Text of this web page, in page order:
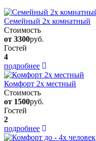
Семейный 2х комнатный
Стоимость
от 3300руб.
Гостей
4
подробнее
Комфорт 2х местный
Стоимость
от 1500руб.
Гостей
2
подробнее